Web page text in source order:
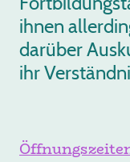
ihnen
darüber
ihr